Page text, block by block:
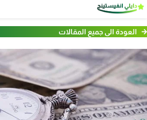
العودة الى جميع المقالات